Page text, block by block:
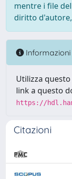
mentre i file
diritto
Informazioni
Utilizza
link a questo
https://
Citazioni